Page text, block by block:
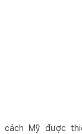
cách Mỹ được